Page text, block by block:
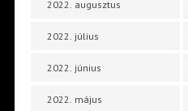
2022. augusztus
2022. július
2022. június
2022. május